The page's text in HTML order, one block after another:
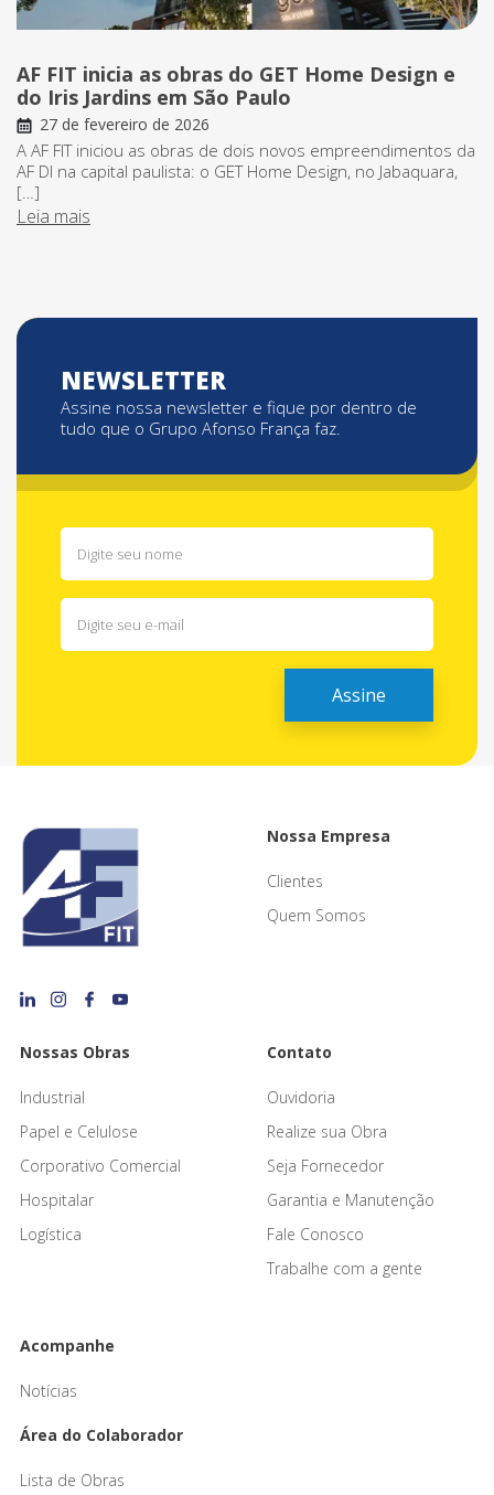
AF FIT inicia as obras do GET Home Design e
do Iris Jardins em São Paulo
27 de fevereiro de 2026
A AF FIT iniciou as obras de dois novos empreendimentos da
AF DI na capital paulista: o GET Home Design, no Jabaquara,
[…]
Leia mais
NEWSLETTER
Assine nossa newsletter e fique por dentro de
tudo que o Grupo Afonso França faz.
Nossa Empresa
Clientes
Quem Somos
Nossas Obras
Industrial
Papel e Celulose
Corporativo Comercial
Hospitalar
Logística
Contato
Ouvidoria
Realize sua Obra
Seja Fornecedor
Garantia e Manutenção
Fale Conosco
Trabalhe com a gente
Acompanhe
Notícias
Área do Colaborador
Lista de Obras